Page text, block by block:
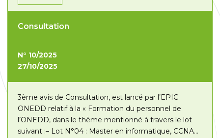
Consultation
N° 10/2025
27/10/2025
3ème avis de Consultation, est lancé par l’EPIC
ONEDD relatif à la « Formation du personnel de
l’ONEDD, dans le thème mentionné à travers le lot
suivant :– Lot N°04 : Master en informatique, CCNA